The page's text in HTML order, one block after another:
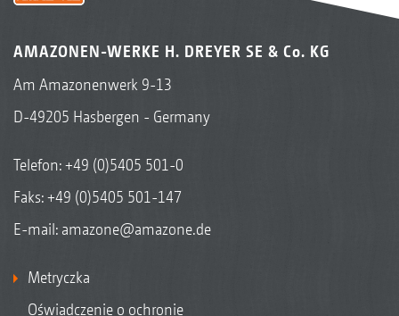
AMAZONEN-WERKE H. DREYER SE & Co. KG
Am Amazonenwerk 9-13
D-49205 Hasbergen - Germany
Telefon:+49 (0)5405 501-0
Faks: +49 (0)5405 501-147
E-mail: amazone@amazone.de
Metryczka
Oświadczenie o ochronie